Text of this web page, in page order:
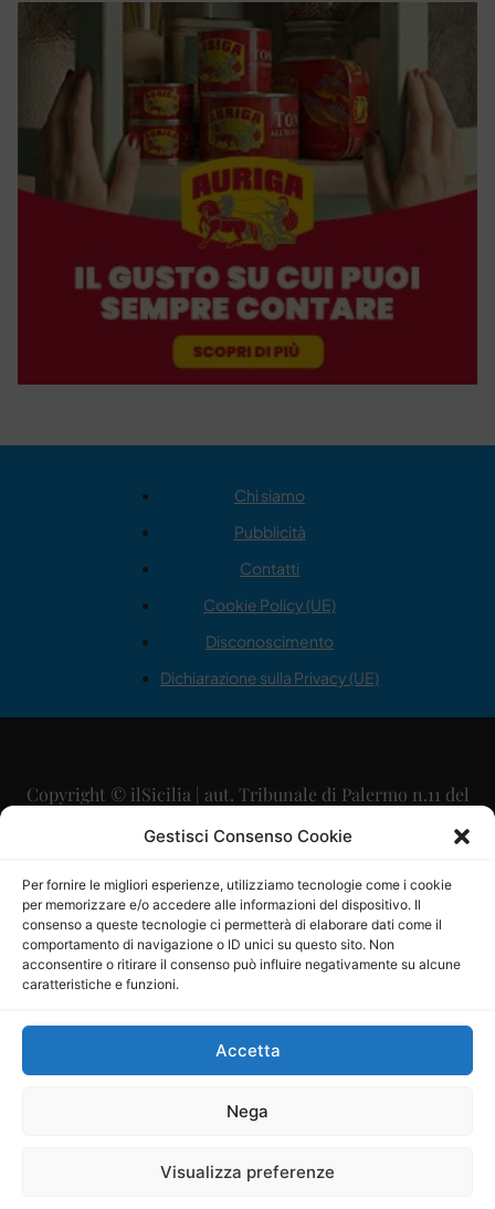
Gestisci Consenso Cookie
Per fornire le migliori esperienze, utilizziamo tecnologie come i cookie
per memorizzare e/o accedere alle informazioni del dispositivo. Il
consenso a queste tecnologie ci permetterà di elaborare dati come il
comportamento di navigazione o ID unici su questo sito. Non
acconsentire o ritirare il consenso può influire negativamente su alcune
caratteristiche e funzioni.
Accetta
Nega
Visualizza preferenze
Chi siamo
Pubblicità
Contatti
Cookie Policy (UE)
Disconoscimento
Dichiarazione sulla Privacy (UE)
Copyright © ilSicilia | aut. Tribunale di Palermo n.11 del
29/09/2015
Direttore Editoriale: Maurizio Scaglione
Direttore Responsabile: Maria Calabrese
P.IVA: 06334930820
Mercurio Comunicazione Società Cooperativa a r.l. è
iscritta al Registro degli Operatori di Comunicazione al
Sito gestito daLa Digitale srl–info@ladigitale.it